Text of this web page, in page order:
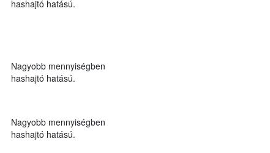
hashajtó hatású.
Nagyobb mennyiségben
hashajtó hatású.
Nagyobb mennyiségben
hashajtó hatású.